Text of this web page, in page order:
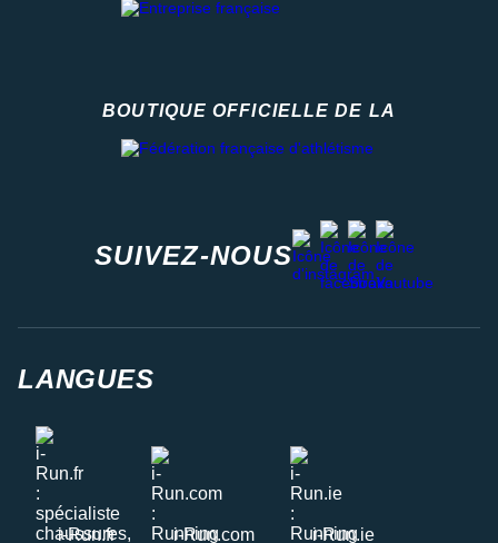
BOUTIQUE OFFICIELLE DE LA
SUIVEZ-NOUS
instagram
facebook
stravayoutube
LANGUES
i-Run.fr i-Run.com i-Run.ie